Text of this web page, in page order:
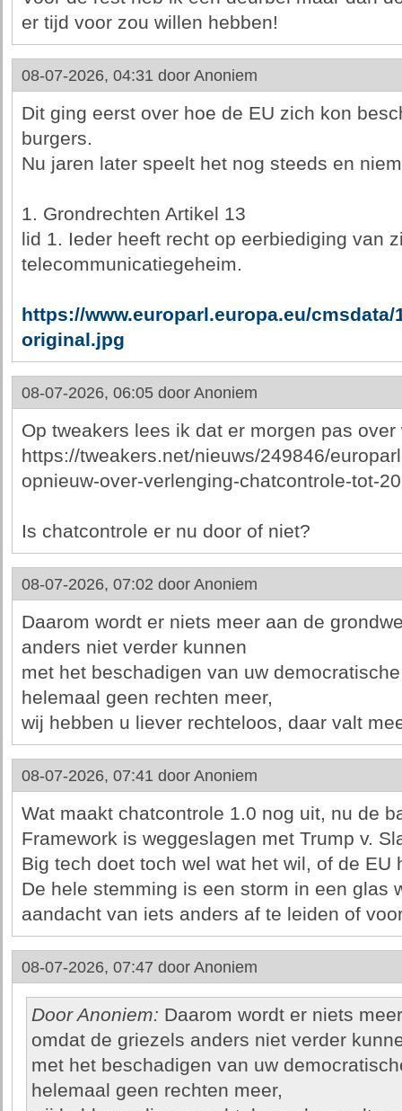
er tijd voor zou willen hebben!
08-07-2026, 04:31 door Anoniem
Dit ging eerst over hoe de EU zich kon
burgers.
Nu jaren later speelt het nog steeds en
1. Grondrechten Artikel 13
lid 1. Ieder heeft recht op eerbiediging van
telecommunicatiegeheim.
https://www.europarl.europa.eu/cmsdata/
original.jpg
08-07-2026, 06:05 door Anoniem
Op tweakers lees ik dat er morgen pas over
https://tweakers.net/nieuws/249846/
opnieuw-over-verlenging-chatcontrole-tot-
Is chatcontrole er nu door of niet?
08-07-2026, 07:02 door Anoniem
Daarom wordt er niets meer aan de
anders niet verder kunnen
met het beschadigen van uw
helemaal geen rechten meer,
wij hebben u liever rechteloos, daar valt
08-07-2026, 07:41 door Anoniem
Wat maakt chatcontrole 1.0 nog uit, nu de
Framework is weggeslagen met Trump v.
Big tech doet toch wel wat het wil, of de EU
De hele stemming is een storm in een glas
aandacht van iets anders af te leiden of
08-07-2026, 07:47 door Anoniem
Door Anoniem: Daarom wordt er niets
omdat de griezels anders niet verder
met het beschadigen van uw
helemaal geen rechten meer,